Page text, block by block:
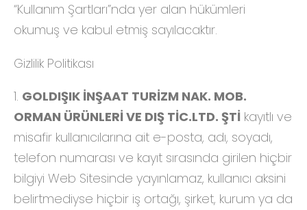
“Kullanım Şartları”nda yer alan hükümleri
okumuş ve kabul etmiş sayılacaktır.
Gizlilik Politikası
1. GOLDIŞIK İNŞAAT TURİZM NAK. MOB.
ORMAN ÜRÜNLERİ VE DIŞ TİC.LTD. ŞTİ kayıtlı ve
misafir kullanıcılarına ait e-posta, adı, soyadı,
telefon numarası ve kayıt sırasında girilen hiçbir
bilgiyi Web Sitesinde yayınlamaz, kullanıcı aksini
belirtmediyse hiçbir iş ortağı, şirket, kurum ya da